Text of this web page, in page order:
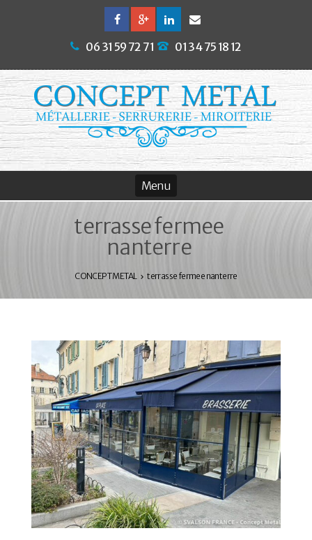
06 31 59 72 71 01 34 75 18 12
terrasse fermee
nanterre
CONCEPT METAL terrasse fermee nanterre